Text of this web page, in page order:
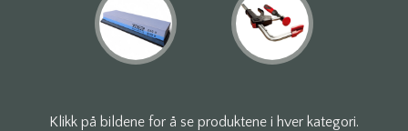
Klikk på bildene for å se produktene i hver kategori.